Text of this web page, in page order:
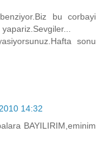
bu corbayi
sonu
14:32
BAYILIRIM,eminim